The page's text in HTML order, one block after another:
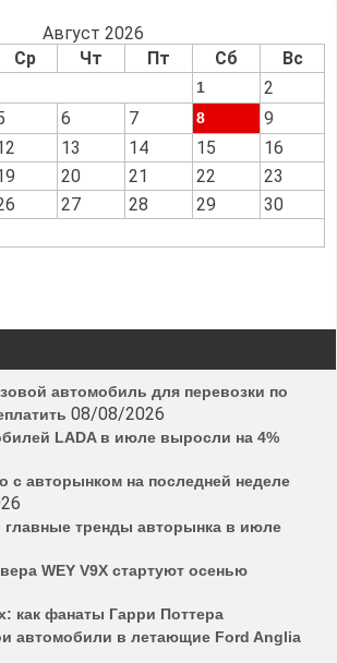
Август 2026
Ср Чт Пт Сб Вс
1
2
6 7 8
9
13 14 15
16
20 21 22
23
27 28 29
30
автомобиль для перевозки по
08/08/2026
LADA в июле выросли на 4%
с авторынком на последней неделе
тренды авторынка в июле
WEY V9X стартуют осенью
как фанаты Гарри Поттера
автомобили в летающие Ford Anglia